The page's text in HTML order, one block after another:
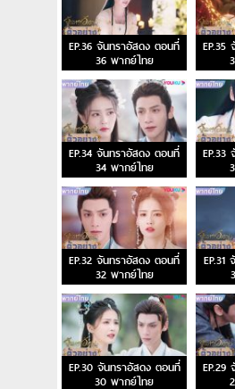
EP.36 จันทราอัสดง ตอนที่
36 พากย์ไทย
EP.35
EP.34 จันทราอัสดง ตอนที่
34 พากย์ไทย
EP.33
EP.32 จันทราอัสดง ตอนที่
32 พากย์ไทย
EP.30 จันทราอัสดง ตอนที่
30 พากย์ไทย
EP.29